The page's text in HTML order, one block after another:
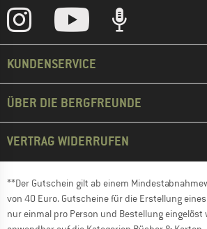
KUNDENSERVICE
ÜBER DIE BERGFREUNDE
VERTRAG WIDERRUFEN
**Der Gutschein gilt ab einem
von 40 Euro. Gutscheine für die Erstellung
nur einmal pro Person und Bestellung eingelöst